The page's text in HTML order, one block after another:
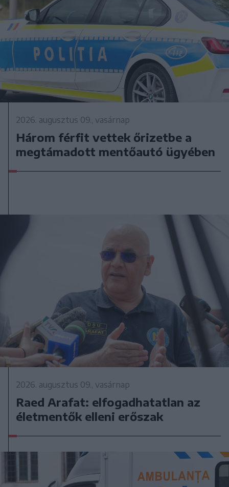
2026. augusztus 09., vasárnap
Három férfit vettek őrizetbe a
megtámadott mentőautó ügyében
2026. augusztus 09., vasárnap
Raed Arafat: elfogadhatatlan az
életmentők elleni erőszak